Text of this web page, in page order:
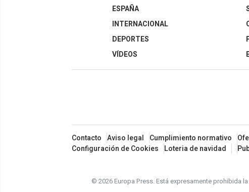
ESPAÑA
INTERNACIONAL
DEPORTES
VÍDEOS
Contacto Aviso legal Cumplimiento normativo
Configuración de Cookies
Loteria de navidad
© 2026 Europa Press.Está expresamente prohibida